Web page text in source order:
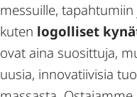
messuille, tapahtumiin
kuten logolliset
ovat aina suosittuja,
uusia, innovatiivisia